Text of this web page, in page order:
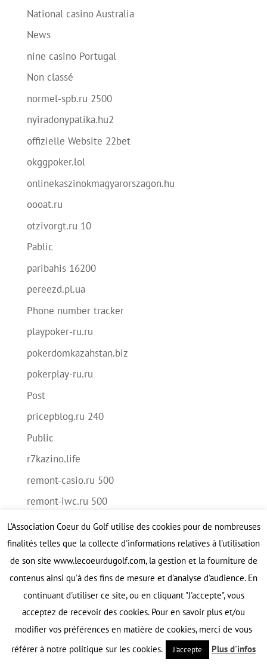
National casino Australia
News
nine casino Portugal
Non classé
normel-spb.ru 2500
nyiradonypatika.hu2
offizielle Website 22bet
okggpoker.lol
onlinekaszinokmagyarorszagon.hu
oooat.ru
otzivorgt.ru 10
Pablic
paribahis 16200
pereezd.pl.ua
Phone number tracker
playpoker-ru.ru
pokerdomkazahstan.biz
pokerplay-ru.ru
Post
pricepblog.ru 240
Public
r7kazino.life
remont-casio.ru 500
remont-iwc.ru 500
Reverse Phone Lookup
reyting-onlayn-kazino-evropy.xyz 2
reyting-onlayn-kazino.xyz 2
rezume2016.ru 4-8
rigged-soccer-matches.com2
riobet5.xyz
Roo casino Bonus Australia
L’Association Coeur du Golf utilise des cookies pour de nombreuses
finalités telles que la collecte d'informations relatives à l'utilisation
de son site www.lecoeurdugolf.com, la gestion et la fourniture de
contenus ainsi qu'à des fins de mesure et d'analyse d'audience. En
continuant d'utiliser ce site, ou en cliquant "J'accepte", vous
acceptez de recevoir des cookies. Pour en savoir plus et/ou
modifier vos préférences en matière de cookies, merci de vous
référer à notre politique sur les cookies.
J'accepte Plus d'infos